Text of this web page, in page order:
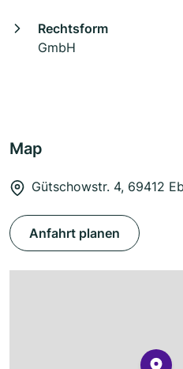
Rechtsform
GmbH
Map
Gütschowstr. 4, 69412
Anfahrt planen